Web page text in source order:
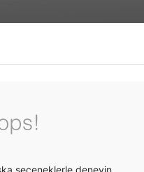
seçeneklerle deneyin.